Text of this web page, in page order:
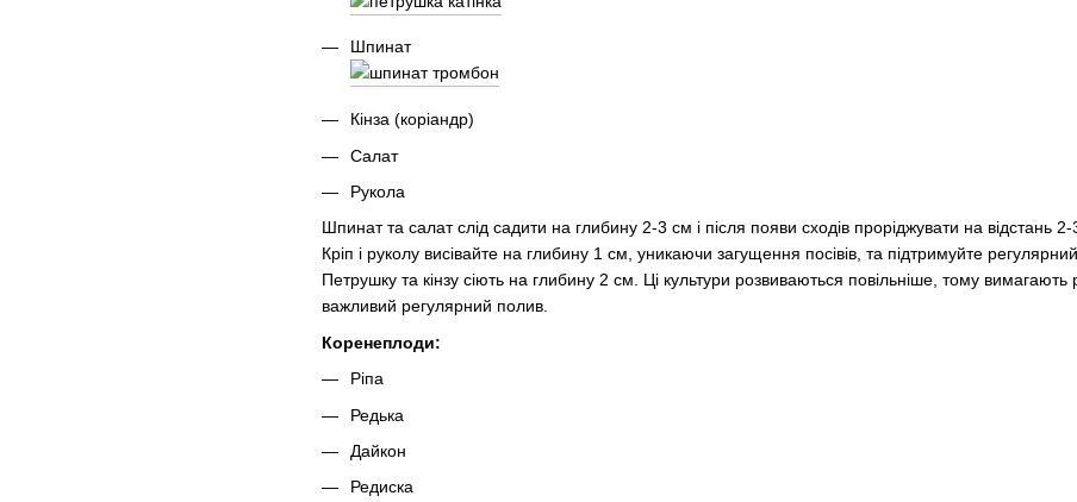
Шпинат
Кінза (коріандр)
Салат
Рукола
Шпинат та салат слід садити на глибину 2-3 см і після появи сходів проріджувати на відстань
Кріп і руколу висівайте на глибину 1 см, уникаючи загущення посівів, та підтримуйте
Петрушку та кінзу сіють на глибину 2 см. Ці культури розвиваються повільніше, тому
важливий регулярний полив.
Коренеплоди:
Ріпа
Редька
Дайкон
Редиска